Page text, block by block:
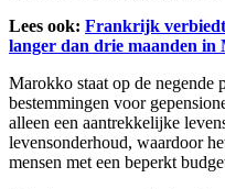
Lees ook: Frankrijk verbiedt
langer dan drie maanden
Marokko staat op de negende
bestemmingen voor
alleen een aantrekkelijke
levensonderhoud, waardoor
mensen met een beperkt